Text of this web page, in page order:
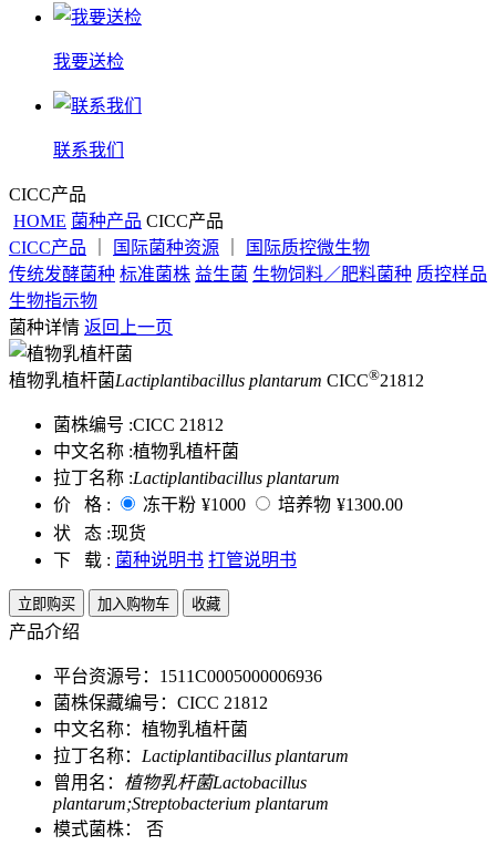
我要送检
联系我们
CICC产品
HOME 菌种产品 CICC产品
CICC产品
国际菌种资源
国际质控微生物
传统发酵菌种 标准菌株 益生菌 生物饲料／肥料菌种 质控样品
生物指示物
菌种详情 返回上一页
植物乳植杆菌Lactiplantibacillus plantarum CICC®21812
菌株编号 :CICC 21812
中文名称 :植物乳植杆菌
拉丁名称 :Lactiplantibacillus plantarum
价 格 :
冻干粉 ¥1000 培养物 ¥1300.00
状 态 :现货
下 载 : 菌种说明书 打管说明书
立即购买 加入购物车 收藏
产品介绍
平台资源号：1511C0005000006936
菌株保藏编号：CICC 21812
中文名称：植物乳植杆菌
拉丁名称： Lactiplantibacillus plantarum
曾用名： 植物乳杆菌Lactobacillus
plantarum;Streptobacterium plantarum
模式菌株： 否